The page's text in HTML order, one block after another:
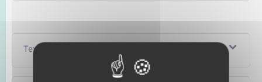
Textes de référence